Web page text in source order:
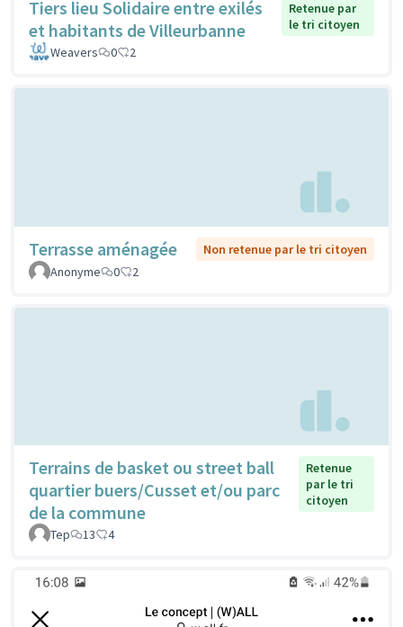
Tiers lieu Solidaire entre exilés
et habitants de Villeurbanne
Retenue par
le tri citoyen
Weavers
0 2
Terrasse aménagée
Non retenue par le tri citoyen
Anonyme
0 2
Terrains de basket ou street ball
quartier buers/Cusset et/ou parc
de la commune
Retenue
par le tri
citoyen
Tep 13 4